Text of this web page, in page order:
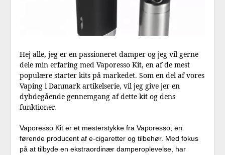
Hej alle, jeg er en passioneret damper og jeg vil gerne
dele min erfaring med Vaporesso Kit, en af de mest
populære starter kits på markedet. Som en del af vores
Vaping i Danmark artikelserie, vil jeg give jer en
dybdegående gennemgang af dette kit og dens
funktioner.
Vaporesso Kit er et mesterstykke fra Vaporesso, en
førende producent af e-cigaretter og tilbehør. Med fokus
på at tilbyde en ekstraordinær damperoplevelse, har